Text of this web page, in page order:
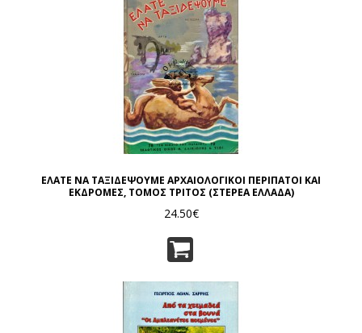
ΕΛΑΤΕ ΝΑ ΤΑΞΙΔΕΨΟΥΜΕ ΑΡΧΑΙΟΛΟΓΙΚΟΙ ΠΕΡΙΠΑΤΟΙ ΚΑΙ
ΕΚΔΡΟΜΕΣ, ΤΟΜΟΣ ΤΡΙΤΟΣ (ΣΤΕΡΕΑ ΕΛΛΑΔΑ)
24.50€